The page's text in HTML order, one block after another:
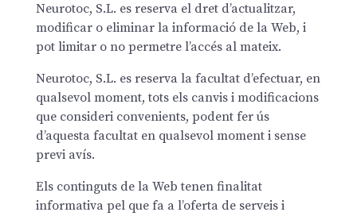
Neurotoc, S.L. es reserva el dret d’actualitzar,
modificar o eliminar la informació de la Web, i
pot limitar o no permetre l’accés al mateix.
Neurotoc, S.L. es reserva la facultat d’efectuar, en
qualsevol moment, tots els canvis i modificacions
que consideri convenients, podent fer ús
d’aquesta facultat en qualsevol moment i sense
previ avís.
Els continguts de la Web tenen finalitat
informativa pel que fa a l’oferta de serveis i